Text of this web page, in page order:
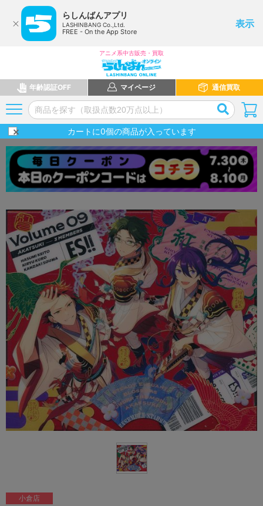
らしんばんアプリ
LASHINBANG Co.,Ltd.
FREE - On the App Store
表示
アニメ系中古販売・買取
年齢認証OFF マイページ 通信買取
カートに0個の商品が入っています
小倉店